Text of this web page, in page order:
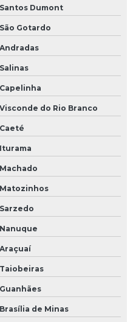
Santos Dumont
São Gotardo
Andradas
Salinas
Capelinha
Visconde do Rio Branco
Caeté
Iturama
Machado
Matozinhos
Sarzedo
Nanuque
Araçuaí
Taiobeiras
Guanhães
Brasília de Minas